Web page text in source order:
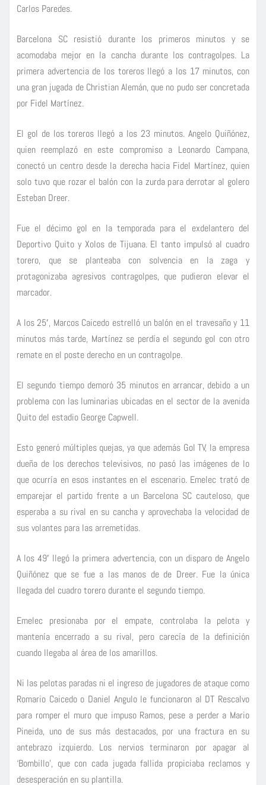
Carlos Paredes.
Barcelona SC resistió durante los primeros minutos y se
acomodaba mejor en la cancha durante los contragolpes. La
primera advertencia de los toreros llegó a los 17 minutos, con
una gran jugada de Christian Alemán, que no pudo ser concretada
por Fidel Martínez.
El gol de los toreros llegó a los 23 minutos. Angelo Quiñónez,
quien reemplazó en este compromiso a Leonardo Campana,
conectó un centro desde la derecha hacia Fidel Martínez, quien
solo tuvo que rozar el balón con la zurda para derrotar al golero
Esteban Dreer.
Fue el décimo gol en la temporada para el exdelantero del
Deportivo Quito y Xolos de Tijuana. El tanto impulsó al cuadro
torero, que se planteaba con solvencia en la zaga y
protagonizaba agresivos contragolpes, que pudieron elevar el
marcador.
A los 25′, Marcos Caicedo estrelló un balón en el travesaño y 11
minutos más tarde, Martínez se perdía el segundo gol con otro
remate en el poste derecho en un contragolpe.
El segundo tiempo demoró 35 minutos en arrancar, debido a un
problema con las luminarias ubicadas en el sector de la avenida
Quito del estadio George Capwell.
Esto generó múltiples quejas, ya que además Gol TV, la empresa
dueña de los derechos televisivos, no pasó las imágenes de lo
que ocurría en esos instantes en el escenario. Emelec trató de
emparejar el partido frente a un Barcelona SC cauteloso, que
esperaba a su rival en su cancha y aprovechaba la velocidad de
sus volantes para las arremetidas.
A los 49′ llegó la primera advertencia, con un disparo de Angelo
Quiñónez que se fue a las manos de de Dreer. Fue la única
llegada del cuadro torero durante el segundo tiempo.
Emelec presionaba por el empate, controlaba la pelota y
mantenía encerrado a su rival, pero carecía de la definición
cuando llegaba al área de los amarillos.
Ni las pelotas paradas ni el ingreso de jugadores de ataque como
Romario Caicedo o Daniel Angulo le funcionaron al DT Rescalvo
para romper el muro que impuso Ramos, pese a perder a Mario
Pineida, uno de sus más destacados, por una fractura en su
antebrazo izquierdo. Los nervios terminaron por apagar al
‘Bombillo’, que con cada jugada fallida propiciaba reclamos y
desesperación en su plantilla.